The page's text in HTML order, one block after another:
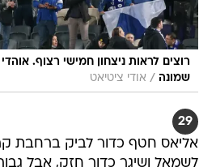
רוצים לראות ניצחון חמישי רצוף. אוהדי
שמונה / אודי ציטיאט
29
אליאס חטף כדור לביק ברחבת
לשמאל ושיגר כדור חזק, אבל